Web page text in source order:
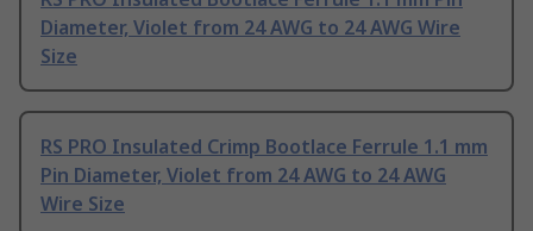
Diameter, Violet from 24 AWG to 24 AWG Wire
Size
RS PRO Insulated Crimp Bootlace Ferrule 1.1 mm
Pin Diameter, Violet from 24 AWG to 24 AWG
Wire Size